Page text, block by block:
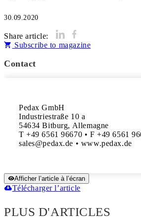
30.09.2020
Share article:
Subscribe to magazine
Contact
Pedax GmbH
Industriestraße 10 a
54634 Bitburg, Allemagne
T +49 6561 96670 • F +49 6561
sales@pedax.de • www.pedax.de
Afficher l’article à l’écran
Télécharger l’article
PLUS D'ARTICLES